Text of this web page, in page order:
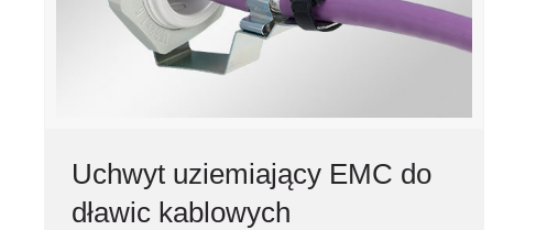
Uchwyt uziemiający EMC do
dławic kablowych